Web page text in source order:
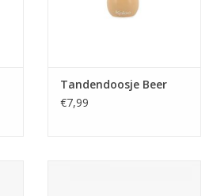
Tandendoosje Beer
€7,99